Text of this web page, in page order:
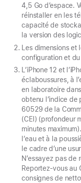
4,5 Go d’espace.
réinstaller en les
capacité de
la version des
Les dimensions et
configuration et
L’iPhone 12 et
éclaboussures, à
en laboratoire
obtenu l’indice de
60529 de la
(CEI) (profondeur
minutes
l’eau et à la
le cadre d’une
N’essayez pas de
Reportez‑vous au
consignes de